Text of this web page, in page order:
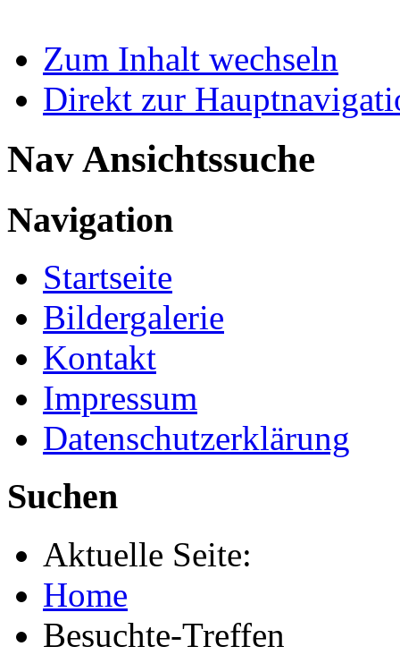
Zum Inhalt wechseln
Direkt zur
Nav Ansichtssuche
Navigation
Startseite
Bildergalerie
Kontakt
Impressum
Datenschutzerklärung
Suchen
Aktuelle Seite:
Home
Besuchte-Treffen